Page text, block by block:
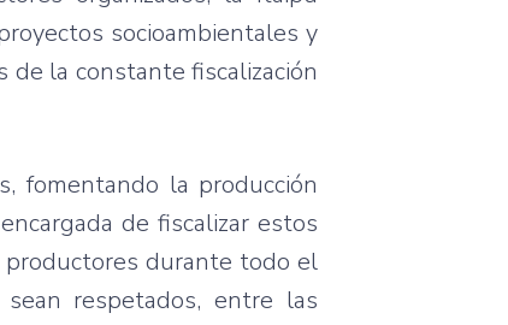
socioambientales y
de la constante fiscalización
,fomentando la producción
encargada defiscalizar estos
productores durante todo el
sean respetados,entre las